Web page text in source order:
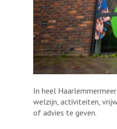
In heel
welzijn, activiteiten,
of advies te geven.